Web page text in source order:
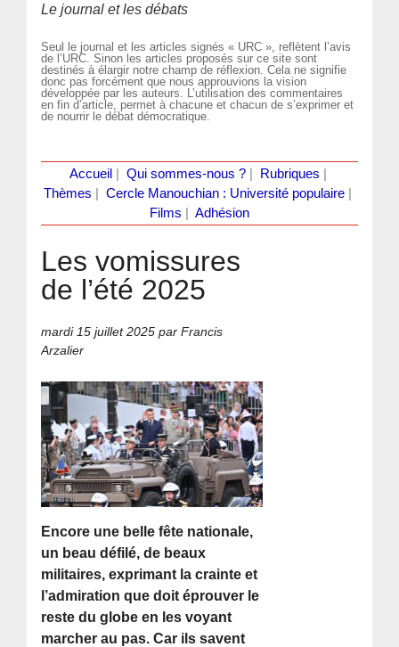
Le journal et les débats
Seul le journal et les articles signés « URC », reflètent l’avis
de l’URC. Sinon les articles proposés sur ce site sont
destinés à élargir notre champ de réflexion. Cela ne signifie
donc pas forcément que nous approuvions la vision
développée par les auteurs. L’utilisation des commentaires
en fin d’article, permet à chacune et chacun de s’exprimer et
de nourrir le débat démocratique.
Accueil Qui sommes-nous ?| Rubriques
Thèmes
Cercle Manouchian : Université populaire
Films
Adhésion
Les vomissures
de l’été 2025
mardi 15 juillet 2025 par Francis
Arzalier
Encore une belle fête nationale,
un beau défilé, de beaux
militaires, exprimant la crainte et
l’admiration que doit éprouver le
reste du globe en les voyant
marcher au pas. Car ils savent